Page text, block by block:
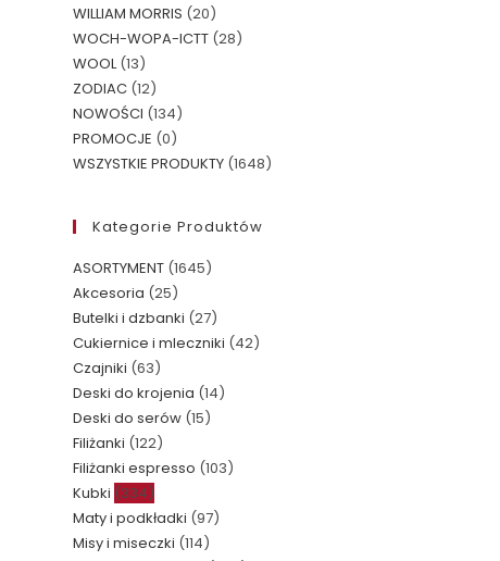
WILLIAM MORRIS (20)
WOCH-WOPA-ICTT (28)
WOOL(13)
ZODIAC (12)
NOWOŚCI (134)
PROMOCJE (0)
WSZYSTKIE PRODUKTY (1648)
Kategorie Produktów
ASORTYMENT (1645)
Akcesoria (25)
Butelki i dzbanki (27)
Cukiernice i mleczniki (42)
Czajniki (63)
Deski do krojenia (14)
Deski do serów (15)
Filiżanki (122)
Filiżanki espresso (103)
Kubki (334)
Maty i podkładki (97)
Misy i miseczki (114)